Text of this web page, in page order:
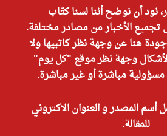
نود أن نوضح أننا لسنا كتّاب
تجميع الأخبار من مصادر مختلفة.
هنا عن وجهة نظر كاتبيها ولا
وجهة نظر موقع "كل يوم"
مسؤولية مباشرة أو غير مباشرة.
أسم المصدر و العنوان الاكتروني
للمقالة.